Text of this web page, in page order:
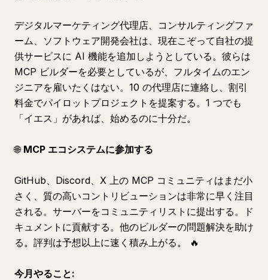
デジタルマーケティング代理店、コンサルティングファ
ーム、ソフトウェア開発会社は、現在こぞって自社の提
供サービスに AI 機能を追加しようとしている。彼らは
MCP ビルダーを必要としているが、フルタイムのエン
ジニアを雇いたくはない。10 の代理店に連絡し、割引
料金でパイロットプロジェクトを提案する。1 つでも
「イエス」があれば、始めるのに十分だ。
🌐 MCP エコシステムに参加する
GitHub、Discord、X 上の MCP コミュニティはまだ小
さく、質の高いコントリビューションは非常に早く注目
される。サーバーをコミュニティリストに提出する。ド
キュメントに貢献する。他のビルダーの問題解決を助け
る。評判は予想以上に速く積み上がる。 🔥
今月やること: